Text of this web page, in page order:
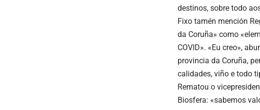
destinos, sobre todo
Fixo tamén mención
da Coruña» como
COVID». «Eu creo»,
provincia da Coruña,
calidades, viño e todo
Rematou o
Biosfera: «sabemos